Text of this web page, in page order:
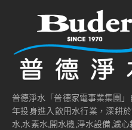
普德淨水「普德家電事業集團
年投身進入飲用水行業，深耕
水,水素水,開水機,淨水設備,濾